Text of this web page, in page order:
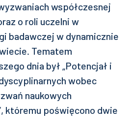
współczesnej
o roli uczelni w
badawczej w dynamicznie
Tematem
dnia był „Potencjał i
wobec
naukowych
któremu poświęcono dwie